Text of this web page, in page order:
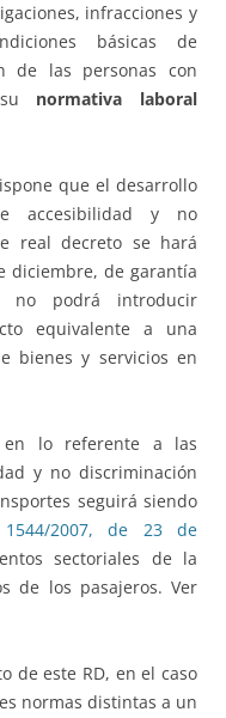
infracciones y
básicas de
de las personas con
normativa laboral
que el desarrollo
accesibilidad y no
real decreto se hará
diciembre, de garantía
podrá introducir
equivalente a una
bienes y servicios en
lo referente a las
y no discriminación
seguirá siendo
1544/2007, de 23 de
sectoriales de la
de los pasajeros. Ver
de este RD, en el caso
normas distintas a un